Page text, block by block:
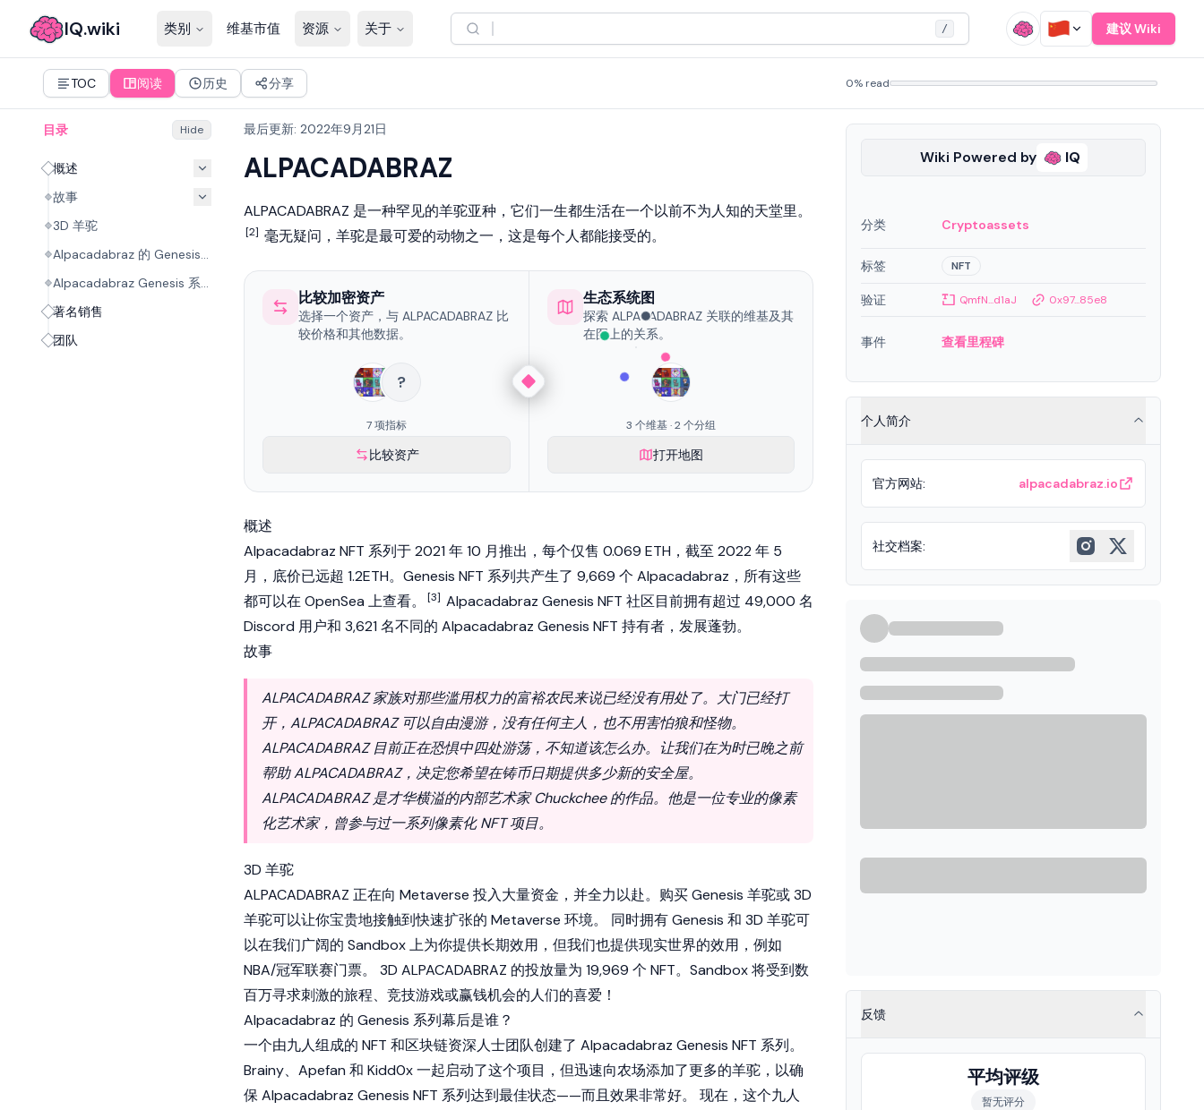
IQ.wiki 类别 维基市值 资源 关于 / 建议 Wiki
TOC 阅读 历史 分享 0% read
目录 Hide
概述
故事
3D 羊驼
Alpacadabraz 的 Genesis 系列幕后是谁？
Alpacadabraz Genesis 系列特征
著名销售
团队
最后更新: 2022年9月21日
ALPACADABRAZ
ALPACADABRAZ 是一种罕见的羊驼亚种，它们一生都生活在一个以前不为人知的天堂里。
[2] 毫无疑问，羊驼是最可爱的动物之一，这是每个人都能接受的。
比较加密资产
选择一个资产，与 ALPACADABRAZ 比
较价格和其他数据。
?
7 项指标
比较资产
生态系统图
探索 ALPACADABRAZ 关联的维基及其
在图上的关系。
3 个维基 · 2 个分组
打开地图
概述
Alpacadabraz NFT 系列于 2021 年 10 月推出，每个仅售 0.069 ETH ，截至 2022 年 5
月，底价已远超 1.2ETH。Genesis NFT 系列共产生了 9,669 个 Alpacadabraz，所有这些
都可以在 OpenSea 上查看。 [3] Alpacadabraz Genesis NFT 社区目前拥有超过 49,000 名
Discord 用户和 3,621 名不同的 Alpacadabraz Genesis NFT 持有者，发展蓬勃。
故事
ALPACADABRAZ 家族对那些滥用权力的富裕农民来说已经没有用处了。大门已经打
开，ALPACADABRAZ 可以自由漫游，没有任何主人，也不用害怕狼和怪物。
ALPACADABRAZ 目前正在恐惧中四处游荡，不知道该怎么办。让我们在为时已晚之前
帮助 ALPACADABRAZ，决定您希望在铸币日期提供多少新的安全屋。
ALPACADABRAZ 是才华横溢的内部艺术家 Chuckchee 的作品。他是一位专业的像素
化艺术家，曾参与过一系列像素化 NFT 项目。
3D 羊驼
ALPACADABRAZ 正在向 Metaverse 投入大量资金，并全力以赴。购买 Genesis 羊驼或 3D
羊驼可以让你宝贵地接触到快速扩张的 Metaverse 环境。 同时拥有 Genesis 和 3D 羊驼可
以在我们广阔的 Sandbox上为你提供长期效用，但我们也提供现实世界的效用，例如
NBA/冠军联赛门票。 3D ALPACADABRAZ 的投放量为 19,969 个 NFT。Sandbox 将受到数
百万寻求刺激的旅程、竞技游戏或赢钱机会的人们的喜爱！
Alpacadabraz 的 Genesis 系列幕后是谁？
一个由九人组成的 NFT 和区块链资深人士团队创建了 Alpacadabraz Genesis NFT 系列。
Brainy、Apefan 和 Kidd0x 一起启动了这个项目，但迅速向农场添加了更多的羊驼，以确
保 Alpacadabraz Genesis NFT 系列达到最佳状态——而且效果非常好。 现在，这个九人
Wiki Powered by IQ
分类 Cryptoassets
标签 NFT
验证 QmfN...d1aJ 0x97...85e8
事件 查看里程碑
个人简介
官方网站: alpacadabraz.io
社交档案:
反馈
平均评级
暂无评分